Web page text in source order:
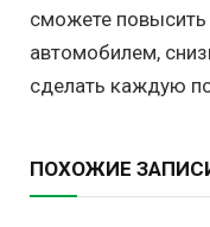
сможете повысить
автомобилем,
сделать каждую
ПОХОЖИЕ